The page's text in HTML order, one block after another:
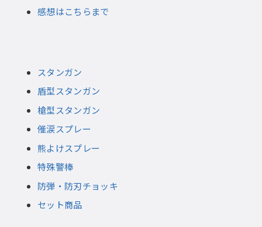
感想はこちらまで
スタンガン
盾型スタンガン
槍型スタンガン
催涙スプレー
熊よけスプレー
特殊警棒
防弾・防刃チョッキ
セット商品